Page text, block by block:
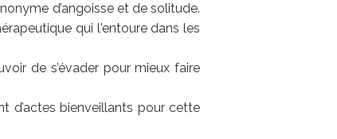
d’angoisse et de solitude.
qui l'entoure dans les
de s’évader pour mieux faire
d’actes bienveillants pour cette